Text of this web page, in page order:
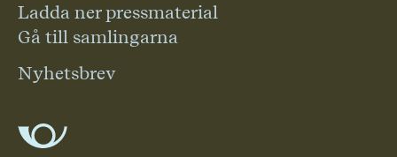
Ladda ner pressmaterial
Gå till samlingarna
Nyhetsbrev